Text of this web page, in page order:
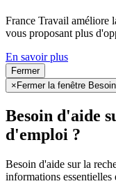
France Travail améliore
vous proposant plus
En savoir plus
Fermer
× Fermer la fenêtre
Besoin d'aide
d'emploi ?
Besoin d'aide sur la
informations